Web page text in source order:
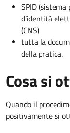
SPID
d’identità
(CNS)
tutta la
della pratica.
Cosa si
Quando il
positivamente si